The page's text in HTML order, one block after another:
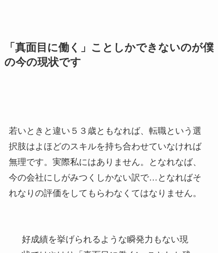
「真面目に働く」ことしかできないのが僕
の今の現状です
若いときと違い５３歳ともなれば、転職という選
択肢はよほどのスキルを持ち合わせていなければ
無理です。実際私にはありません。となれなば、
今の会社にしがみつくしかない訳で…となればそ
れなりの評価をしてもらわなくてはなりません。
好成績を挙げられるような瞬発力もない現